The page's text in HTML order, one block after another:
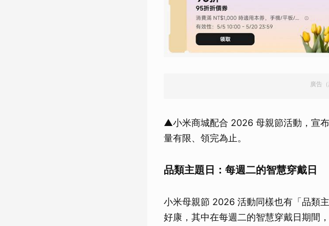
廣告
▲小米商城配合 2026 母親節活動，宣
量有限、領完為止。
品類主題日：每週二的智慧穿戴日
小米母親節 2026 活動同樣也有「品類
好康，其中在每週二的智慧穿戴日期間